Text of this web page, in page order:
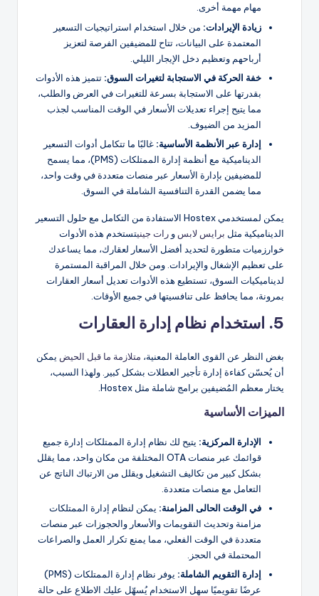
مهام مهمة أخرى.
زيادة الإيرادات: من خلال استخدام استراتيجيات التسعير
المعتمدة على البيانات، تتاح للمضيفين الفرصة لتعزيز
أرباحهم وتعظيم دخل الإيجار الليلي.
خفة الحركة في الاستجابة لتغيرات السوق: تتميز هذه الأدوات
بقدرتها على الاستجابة بسرعة للتغيرات في العرض والطلب،
مما يتيح إجراء تعديلات الأسعار في الوقت المناسب لجذب
المزيد من الضيوف.
إدارة عبر الأنظمة الأساسية: غالبًا ما تتكامل أدوات التسعير
الديناميكية مع أنظمة إدارة الممتلكات (PMS)، مما يسمح
للمضيفين بإدارة الأسعار عبر منصات متعددة في وقت واحد،
مما يضمن القدرة التنافسية الشاملة في السوق.
يمكن لمستخدمي Hostex الاستفادة من التكامل مع حلول التسعير
الديناميكية مثل برايس لابس و رات جينيتستخدم هذه الأدوات
خوارزميات متطورة لتحديد أفضل الأسعار لعقارك، مما يساعدك
على تعظيم الإشغال والإيرادات. ومن خلال المراقبة المستمرة
لديناميكيات السوق، تستطيع هذه الأدوات تعديل أسعار العقارات
بمرونة، مما يحافظ على تنافسيتها في جميع الأوقات.
5. استخدام نظام إدارة العقارات
بغض النظر عن القوى العاملة المعنية، متلازمة ما قبل الحيض يمكن
أن يُحسّن كفاءة إدارة تأجير العطلات بشكل كبير. ولهذا السبب،
يختار معظم المُضيفين برامج شاملة مثل Hostex.
الميزات الأساسية
الإدارة المركزية: يتيح لك نظام إدارة الممتلكات إدارة جميع
قوائمك عبر منصات OTA المختلفة من مكان واحد، مما يقلل
بشكل كبير من تكاليف التشغيل ويقلل من الارتباك الناتج عن
التعامل مع منصات متعددة.
في الوقت الحالى المزامنة: يمكن لنظام إدارة الممتلكات
مزامنة وتحديث التقويمات والأسعار والحجوزات عبر منصات
متعددة في الوقت الفعلي، مما يمنع تكرار العمل والصراعات
المحتملة في الحجز.
إدارة التقويم الشاملة:
يوفر نظام إدارة الممتلكات (PMS)
عرضًا تقويميًا سهل الاستخدام يُسهّل عليك الاطلاع على حالة